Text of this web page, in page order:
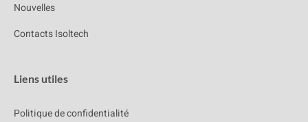
Nouvelles
Contacts Isoltech
Liens utiles
Politique de confidentialité